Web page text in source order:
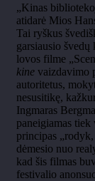
„Kinas
atidarė Mios
Tai ryškus
garsiausio
lovos filme
kine vaizdavimo
autoritetus,
nesusitikę,
Ingmaras
paneigiamas
principas
dėmesio nuo
kad šis filmas
festivalio